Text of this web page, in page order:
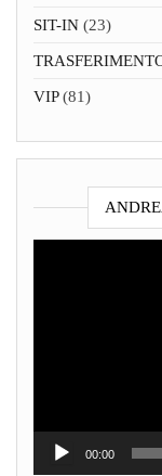
SIT-IN (23)
VIP(81)
00:00